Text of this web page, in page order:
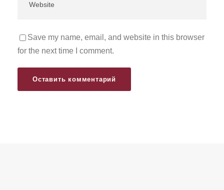
Save my name, email, and website in this browser
for the next time I comment.